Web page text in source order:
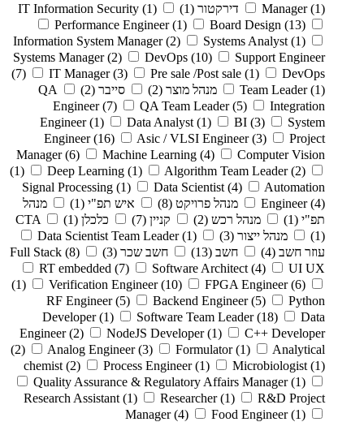
Manager (1) דירקטור (1)
IT Information Security (1)
Performance Engineer (1) Board Design (13)
Information System Manager (2) Systems Analyst (1)
Systems Manager (2) DevOps (10)
Support Engineer
(7)
IT Manager (3) Pre sale /Post sale (1)
DevOps
Team Leader (1) מנהל מוצר (2) סייבר (2)
QA
Engineer (7) QA Team Leader (5)
Integration
Engineer (1) Data Analyst (1) BI (3)
System
Engineer (16) Asic / VLSI Engineer (3)
Project
Manager (6) Machine Learning (4)
Computer Vision
(1)
Deep Learning (1) Algorithm Team Leader (2)
Signal Processing (1) Data Scientist (4)
Automation
Engineer (4) מנהל פרויקט (8) איש תפ"י (1)
מנהל
תפ"י (1) מנהל רכש (2) קניין (7) כלכלן (1)
CTA
(1)
מנהל ייצור (3)
Data Scientist Team Leader (1)
עוזר חשב (4) חשב (13) חשב שכר (3)
Full Stack (8)
RT embedded (7) Software Architect (4)
UI UX
(1)
Verification Engineer (10) FPGA Engineer (6)
RF Engineer (5) Backend Engineer (5)
Python
Developer (1) Software Team Leader (18)
Data
Engineer (2) NodeJS Developer (1)
C++ Developer
(2)
Analog Engineer (3) Formulator (1)
Analytical
chemist (2) Process Engineer (1) Microbiologist (1)
Quality Assurance & Regulatory Affairs Manager (1)
Research Assistant (1) Researcher (1)
R&D Project
Manager (4) Food Engineer (1)